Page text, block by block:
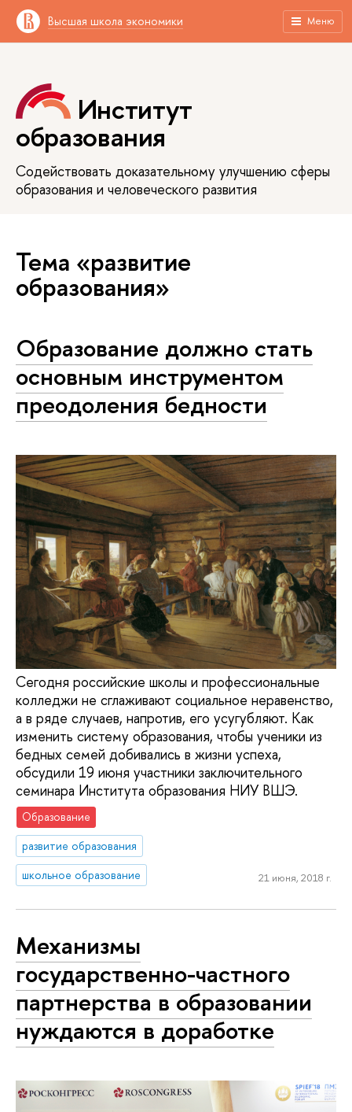
Высшая школа экономики Меню
Институт
образования
Содействовать доказательному улучшению сферы
образования и человеческого развития
Тема «развитие
образования»
Образование должно стать
основным инструментом
преодоления бедности
Сегодня российские школы и профессиональные
колледжи не сглаживают социальное неравенство,
а в ряде случаев, напротив, его усугубляют. Как
изменить систему образования, чтобы ученики из
бедных семей добивались в жизни успеха,
обсудили 19 июня участники заключительного
семинара Института образования НИУ ВШЭ.
Образование
развитие образования
школьное образование
21 июня, 2018 г.
Механизмы
государственно-частного
партнерства в образовании
нуждаются в доработке